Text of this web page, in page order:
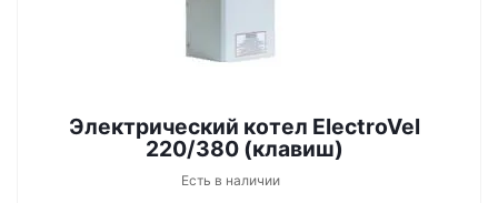
Электрический котел ElectroVel
220/380 (клавиш)
Есть в наличии